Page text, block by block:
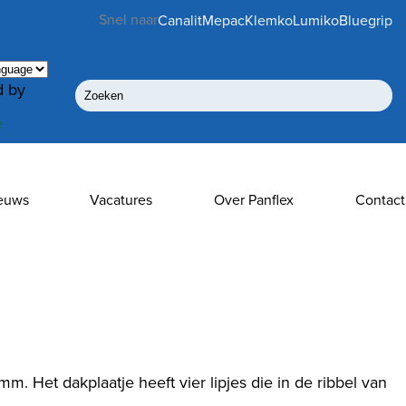
Snel naarCanalitMepacKlemkoLumikoBluegrip
by
Vacatures Over Panflex Contact
Het dakplaatje heeft vier lipjes die in de ribbel van